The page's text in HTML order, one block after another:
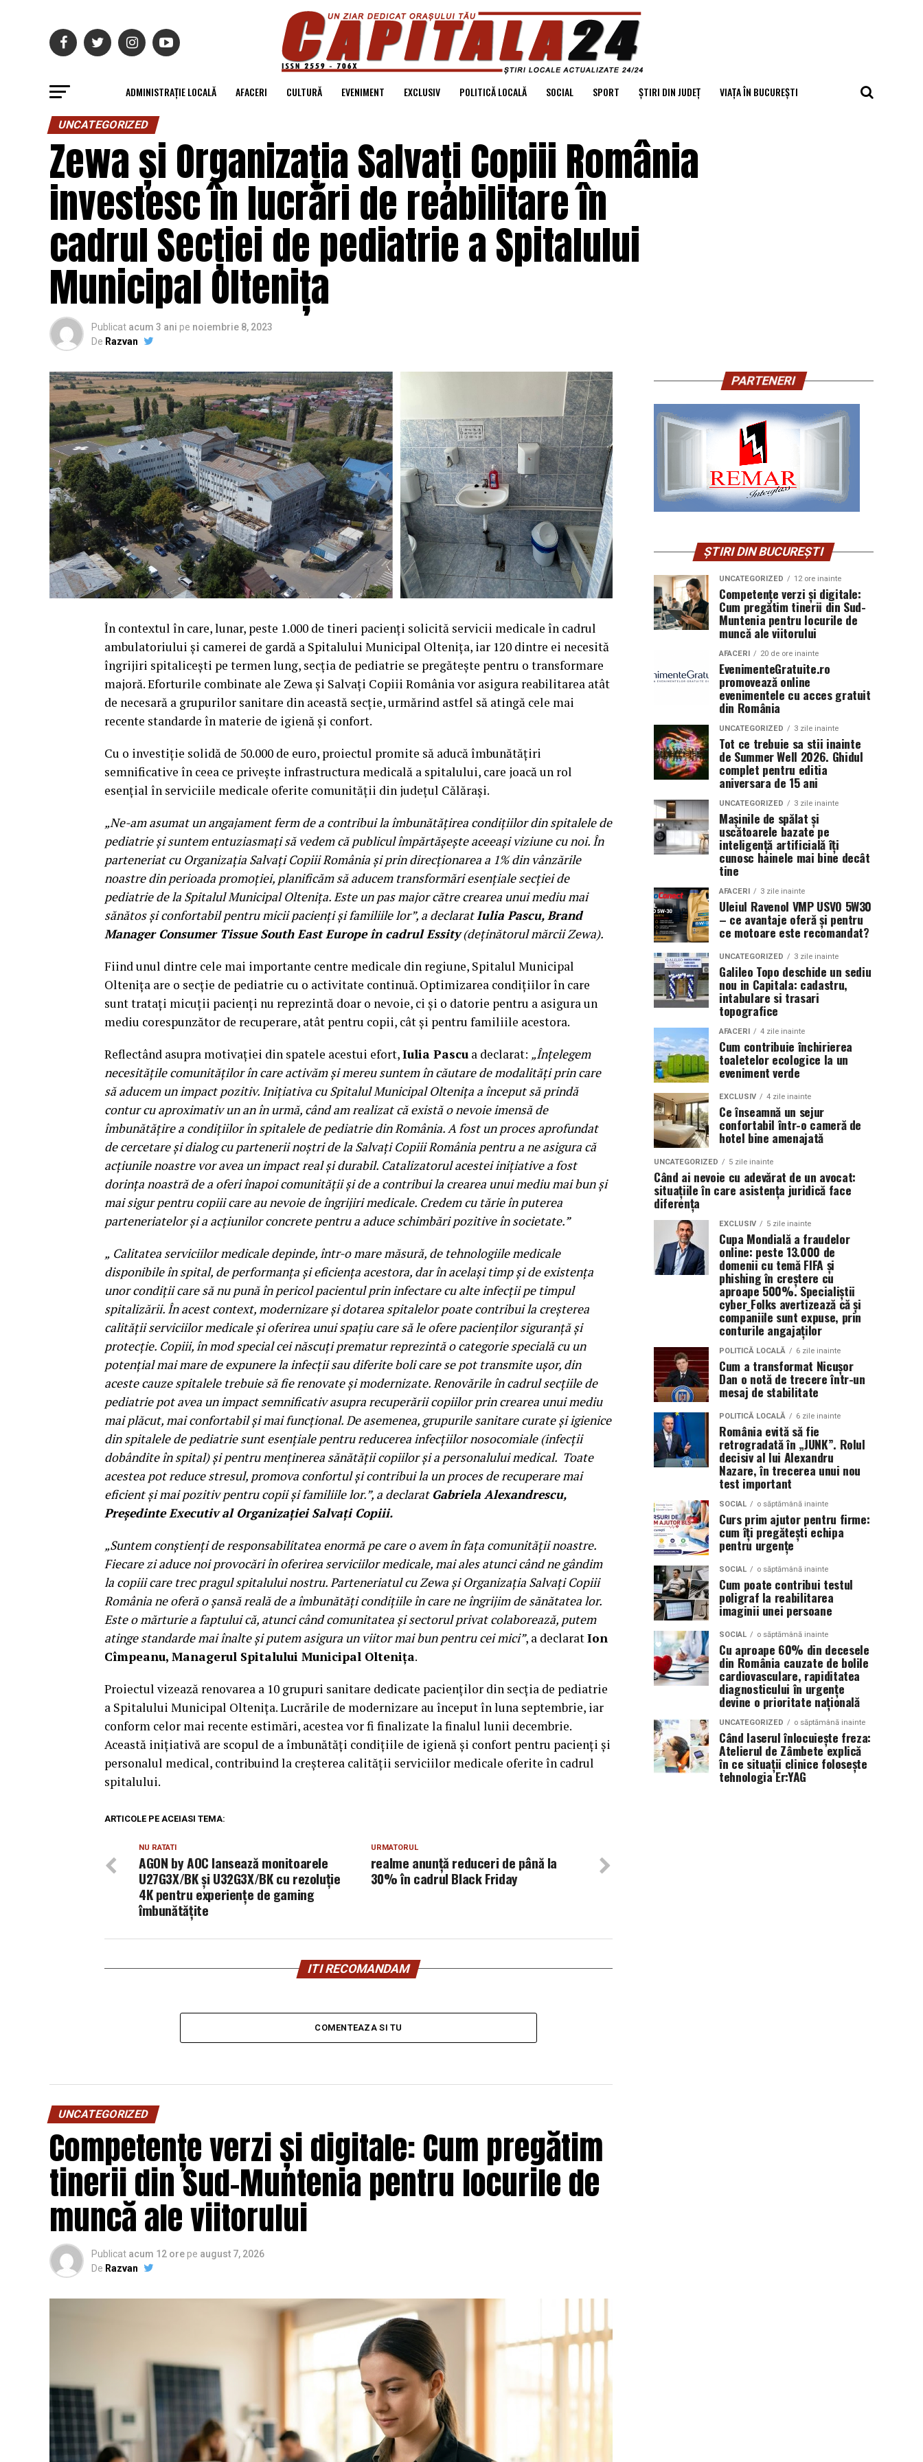
ADMINISTRAȚIE LOCALĂ AFACERI CULTURĂ EVENIMENT EXCLUSIV POLITICĂ LOCALĂ SOCIAL SPORT ȘTIRI DIN JUDEȚ VIAȚA ÎN BUCUREȘTI
UNCATEGORIZED
Zewa și Organizația Salvați Copiii România
investesc în lucrări de reabilitare în
cadrul Secției de pediatrie a Spitalului
Municipal Oltenița
Publicat acum 3 ani pe noiembrie 8, 2023
De Razvan
În contextul în care, lunar, peste 1.000 de tineri pacienți solicită servicii medicale în cadrul
ambulatoriului și camerei de gardă a Spitalului Municipal Oltenița, iar 120 dintre ei necesită
îngrijiri spitalicești pe termen lung, secția de pediatrie se pregătește pentru o transformare
majoră. Eforturile combinate ale Zewa și Salvați Copiii România vor asigura reabilitarea atât
de necesară a grupurilor sanitare din această secție, urmărind astfel să atingă cele mai
recente standarde în materie de igienă și confort.
Cu o investiție solidă de 50.000 de euro, proiectul promite să aducă îmbunătățiri
semnificative în ceea ce privește infrastructura medicală a spitalului, care joacă un rol
esențial în serviciile medicale oferite comunității din județul Călărași.
„Ne-am asumat un angajament ferm de a contribui la îmbunătățirea condițiilor din spitalele de
pediatrie și suntem entuziasmați să vedem că publicul împărtășește aceeași viziune cu noi. În
parteneriat cu Organizația Salvați Copiii România și prin direcționarea a 1% din vânzările
noastre din perioada promoției, planificăm să aducem transformări esențiale secției de
pediatrie de la Spitalul Municipal Oltenița. Este un pas major către crearea unui mediu mai
sănătos și confortabil pentru micii pacienți și familiile lor”, a declaratIulia Pascu, Brand
Manager Consumer Tissue South East Europe în cadrul Essity(deținătorul mărcii Zewa).
Fiind unul dintre cele mai importante centre medicale din regiune, Spitalul Municipal
Oltenița are o secție de pediatrie cu o activitate continuă. Optimizarea condițiilor în care
sunt tratați micuții pacienți nu reprezintă doar o nevoie, ci și o datorie pentru a asigura un
mediu corespunzător de recuperare, atât pentru copii, cât și pentru familiile acestora.
Reflectând asupra motivației din spatele acestui efort,Iulia Pascu a declarat: „Înțelegem
necesitățile comunităților în care activăm și mereu suntem în căutare de modalități prin care
să aducem un impact pozitiv. Inițiativa cu Spitalul Municipal Oltenița a început să prindă
contur cu aproximativ un an în urmă, când am realizat că există o nevoie imensă de
îmbunătățire a condițiilor în spitalele de pediatrie din România. A fost un proces aprofundat
de cercetare și dialog cu partenerii noștri de la Salvați Copiii România pentru a ne asigura că
acțiunile noastre vor avea un impact real și durabil. Catalizatorul acestei inițiative a fost
dorința noastră de a oferi înapoi comunității și de a contribui la crearea unui mediu mai bun și
mai sigur pentru copiii care au nevoie de îngrijiri medicale. Credem cu tărie în puterea
parteneriatelor și a acțiunilor concrete pentru a aduce schimbări pozitive în societate.”
„ Calitatea serviciilor medicale depinde, într-o mare măsură, de tehnologiile medicale
disponibile în spital, de performanța și eficiența acestora, dar în același timp și de existența
unor condiții care să nu pună în pericol pacientul prin infectare cu alte infecții pe timpul
spitalizării. În acest context, modernizare și dotarea spitalelor poate contribui la creșterea
calității serviciilor medicale și oferirea unui spațiu care să le ofere pacienților siguranță și
protecție. Copiii, în mod special cei născuți prematur reprezintă o categorie specială cu un
potențial mai mare de expunere la infecții sau diferite boli care se pot transmite ușor, din
aceste cauze spitalele trebuie să fie renovate și modernizate. Renovările în cadrul secțiile de
pediatrie pot avea un impact semnificativ asupra recuperării copiilor prin crearea unui mediu
mai plăcut, mai confortabil și mai funcțional. De asemenea, grupurile sanitare curate și igienice
din spitalele de pediatrie sunt esențiale pentru reducerea infecțiilor nosocomiale (infecții
dobândite în spital) și pentru menținerea sănătății copiilor și a personalului medical. Toate
acestea pot reduce stresul, promova confortul și contribui la un proces de recuperare mai
eficient și mai pozitiv pentru copii și familiile lor.”, a declarat Gabriela Alexandrescu,
Președinte Executiv al Organizației Salvați Copiii.
„Suntem conștienți de responsabilitatea enormă pe care o avem în fața comunității noastre.
Fiecare zi aduce noi provocări în oferirea serviciilor medicale, mai ales atunci când ne gândim
la copiii care trec pragul spitalului nostru. Parteneriatul cu Zewa și Organizația Salvați Copiii
România ne oferă o șansă reală de a îmbunătăți condițiile în care ne îngrijim de sănătatea lor.
Este o mărturie a faptului că, atunci când comunitatea și sectorul privat colaborează, putem
atinge standarde mai înalte și putem asigura un viitor mai bun pentru cei mici”, a declaratIon
Cîmpeanu, Managerul Spitalului Municipal Oltenița.
Proiectul vizează renovarea a 10 grupuri sanitare dedicate pacienților din secția de pediatrie
a Spitalului Municipal Oltenița. Lucrările de modernizare au început în luna septembrie, iar
conform celor mai recente estimări, acestea vor fi finalizate la finalul lunii decembrie.
Această inițiativă are scopul de a îmbunătăți condițiile de igienă și confort pentru pacienți și
personalul medical, contribuind la creșterea calității serviciilor medicale oferite în cadrul
spitalului.
ARTICOLE PE ACEIASI TEMA:
URMATORUL
realme anunță reduceri de până la
30% în cadrul Black Friday
NU RATATI
AGON by AOC lansează monitoarele
U27G3X/BK și U32G3X/BK cu rezoluție
4K pentru experiențe de gaming
îmbunătățite
ITI RECOMANDAM
COMENTEAZA SI TU
UNCATEGORIZED
Competențe verzi și digitale: Cum pregătim
tinerii din Sud-Muntenia pentru locurile de
muncă ale viitorului
Publicat acum 12 ore pe august 7, 2026
De Razvan
PARTENERI
ȘTIRI DIN BUCUREȘTI
UNCATEGORIZED 12 ore inainte
Competențe verzi și digitale:
Cum pregătim tinerii din Sud-
Muntenia pentru locurile de
muncă ale viitorului
AFACERI 20 de ore inainte
EvenimenteGratuite.ro
promovează online
evenimentele cu acces gratuit
din România
UNCATEGORIZED 3 zile inainte
Tot ce trebuie sa stii inainte
de Summer Well 2026. Ghidul
complet pentru editia
aniversara de 15 ani
UNCATEGORIZED 3 zile inainte
Mașinile de spălat și
uscătoarele bazate pe
inteligență artificială îți
cunosc hainele mai bine decât
tine
AFACERI 3 zile inainte
Uleiul Ravenol VMP USVO 5W30
– ce avantaje oferă și pentru
ce motoare este recomandat?
UNCATEGORIZED 3 zile inainte
Galileo Topo deschide un sediu
nou in Capitala: cadastru,
intabulare si trasari
topografice
AFACERI 4 zile inainte
Cum contribuie închirierea
toaletelor ecologice la un
eveniment verde
EXCLUSIV 4 zile inainte
Ce înseamnă un sejur
confortabil într-o cameră de
hotel bine amenajată
UNCATEGORIZED 5 zile inainte
Când ai nevoie cu adevărat de un avocat:
situațiile în care asistența juridică face
diferența
EXCLUSIV 5 zile inainte
Cupa Mondială a fraudelor
online: peste 13.000 de
domenii cu temă FIFA și
phishing în creștere cu
aproape 500%. Specialiștii
cyber_Folks avertizează că și
companiile sunt expuse, prin
conturile angajaților
POLITICĂ LOCALĂ 6 zile inainte
Cum a transformat Nicușor
Dan o notă de trecere într-un
mesaj de stabilitate
POLITICĂ LOCALĂ 6 zile inainte
România evită să fie
retrogradată în „JUNK”. Rolul
decisiv al lui Alexandru
Nazare, în trecerea unui nou
test important
SOCIAL o săptămână inainte
Curs prim ajutor pentru firme:
cum îți pregătești echipa
pentru urgențe
SOCIAL o săptămână inainte
Cum poate contribui testul
poligraf la reabilitarea
imaginii unei persoane
SOCIAL o săptămână inainte
Cu aproape 60% din decesele
din România cauzate de bolile
cardiovasculare, rapiditatea
diagnosticului în urgențe
devine o prioritate națională
UNCATEGORIZED o săptămână inainte
Când laserul înlocuiește freza:
Atelierul de Zâmbete explică
în ce situații clinice folosește
tehnologia Er:YAG